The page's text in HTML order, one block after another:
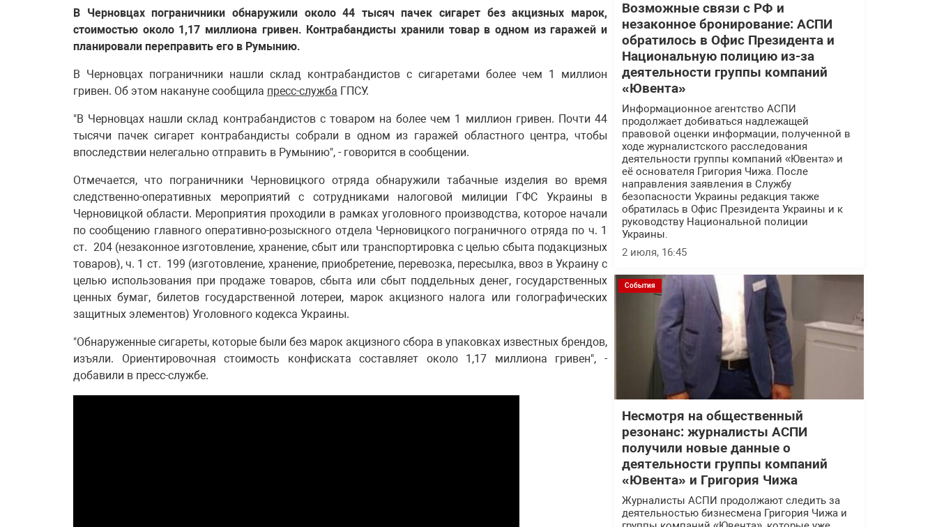
В Черновцах пограничники обнаружили около 44 тысяч пачек сигарет без акцизных марок,
стоимостью около 1,17 миллиона гривен. Контрабандисты хранили товар в одном из гаражей и
планировали переправить его в Румынию.
В Черновцах пограничники нашли склад контрабандистов с сигаретами более чем 1 миллион
гривен. Об этом накануне сообщила пресс-служба ГПСУ.
"В Черновцах нашли склад контрабандистов с товаром на более чем 1 миллион гривен. Почти 44
тысячи пачек сигарет контрабандисты собрали в одном из гаражей областного центра, чтобы
впоследствии нелегально отправить в Румынию", - говорится в сообщении.
Отмечается, что пограничники Черновицкого отряда обнаружили табачные изделия во время
следственно-оперативных мероприятий с сотрудниками налоговой милиции ГФС Украины в
Черновицкой области. Мероприятия проходили в рамках уголовного производства, которое начали
по сообщению главного оперативно-розыскного отдела Черновицкого пограничного отряда по ч. 1
ст. 204 (незаконное изготовление, хранение, сбыт или транспортировка с целью сбыта подакцизных
товаров), ч. 1 ст. 199 (изготовление, хранение, приобретение, перевозка, пересылка, ввоз в Украину с
целью использования при продаже товаров, сбыта или сбыт поддельных денег, государственных
ценных бумаг, билетов государственной лотереи, марок акцизного налога или голографических
защитных элементов) Уголовного кодекса Украины.
"Обнаруженные сигареты, которые были без марок акцизного сбора в упаковках известных брендов,
изъяли. Ориентировочная стоимость конфиската составляет около 1,17 миллиона гривен", -
добавили в пресс-службе.
Возможные связи с РФ и
незаконное бронирование: АСПИ
обратилось в Офис Президента и
Национальную полицию из-за
деятельности группы компаний
«Ювента»
Информационное агентство АСПИ
продолжает добиваться надлежащей
правовой оценки информации, полученной в
ходе журналистского расследования
деятельности группы компаний «Ювента» и
её основателя Григория Чижа. После
направления заявления в Службу
безопасности Украины редакция также
обратилась в Офис Президента Украины и к
руководству Национальной полиции
Украины.
2 июля, 16:45
События
Несмотря на общественный
резонанс: журналисты АСПИ
получили новые данные о
деятельности группы компаний
«Ювента» и Григория Чижа
Журналисты АСПИ продолжают следить за
деятельностью бизнесмена Григория Чижа и